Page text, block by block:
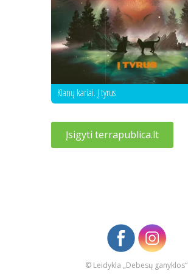
Klanų kariai. Į tyrus
Įsigyti terrapublica.lt
© Leidykla „Debesų ganyklos“